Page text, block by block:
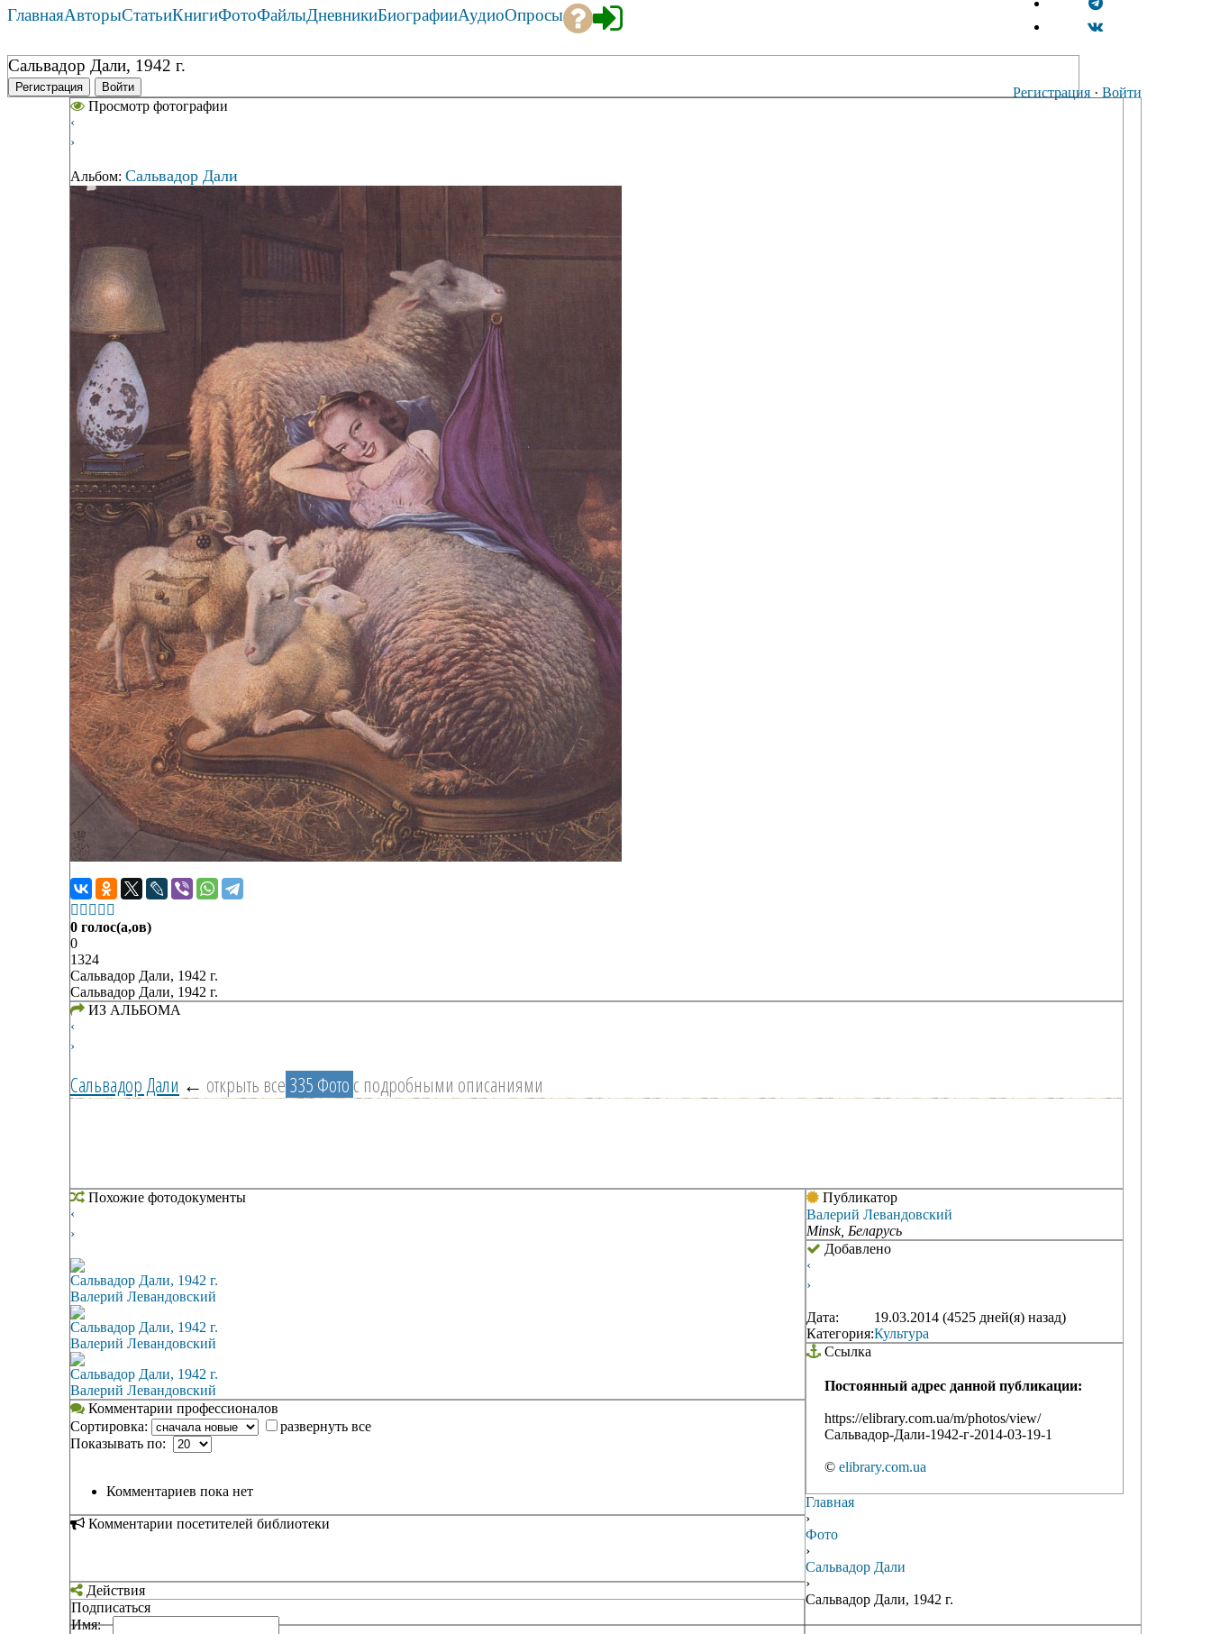
Регистрация · Войти
ГлавнаяАвторыСтатьиКнигиФотоФайлыДневникиБиографииАудиоОпросы
Сальвадор Дали, 1942 г.
Регистрация Войти
Просмотр фотографии
‹
›
Альбом: Сальвадор Дали
    
0 голос(а,ов)
0
1324
Сальвадор Дали, 1942 г.
Сальвадор Дали, 1942 г.
ИЗ АЛЬБОМА
‹
›
Сальвадор Дали ← открыть все 335 Фото с подробными описаниями
Похожие фотодокументы
‹
›
Сальвадор Дали, 1942 г.
Валерий Левандовский
Сальвадор Дали, 1942 г.
Валерий Левандовский
Сальвадор Дали, 1942 г.
Валерий Левандовский
Комментарии профессионалов
Сортировка:
развернуть все
Показывать по:
Комментариев пока нет
Комментарии посетителей библиотеки
Действия
Подписаться
Имя:
Публикатор
Валерий Левандовский
Minsk, Беларусь
Добавлено
‹
›
Дата:
19.03.2014 (4525 дней(я) назад)
Категория:Культура
Ссылка
Постоянный адрес данной публикации:
https://elibrary.com.ua/m/photos/view/
Сальвадор-Дали-1942-г-2014-03-19-1
© elibrary.com.ua
Главная
›
Фото
›
Сальвадор Дали
›
Сальвадор Дали, 1942 г.